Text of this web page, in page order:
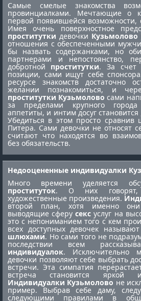
Самые смелые знакомства
провинциалками. Мечтающие о
первой появившейся возможности,
Имея очень поверхностное
проститутки девочки Кузьмолово
отношения с обеспеченными
бы назвать содержанками, но
партнерами и непостоянство,
добротной проститутки. За счет
позиции, сами ищут себе
ресурсе знакомств достаточно
желании познакомиться, и
проститутки Кузьмолово сами
за пределами крупного
аппетиты, и интим досуг
Убедиться в этом просто сравнив
Питера. Сами девочки не относят
считают что находятся во
без обязательств.
Недооцененные индивидуалки
Много времени уделяется
проституток. О них
художественные произведения.
второй план, хотя именно они
выводящие сферусекс услуг на
это с непониманием того с кем
всех доступных девочек называют
шлюхами. Но сами того не
последствии всем
индивидуалок. Исключительно
девочки позволяют себе выбрать
встречи. Эта симпатия
встреча становится яркой
Индивидуалки Кузьмолово не
пример. Выбрав себе даму,
следующими правилами в